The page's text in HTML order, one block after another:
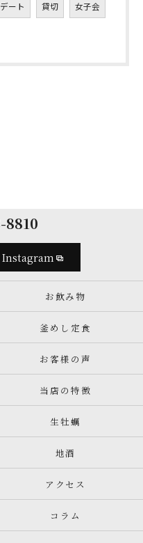
デート 貸切 女子会
8810
Instagram
お飲み物
釜めし定食
お客様の声
当店の特徴
生牡蠣
地酒
アクセス
コラム